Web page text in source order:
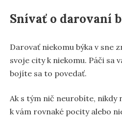
Snívať o darovaní
Darovať niekomu býka v sne
svoje city k niekomu. Páči sa
bojíte sa to povedať.
Ak s tým nič neurobíte, nikdy
k vám rovnaké pocity alebo